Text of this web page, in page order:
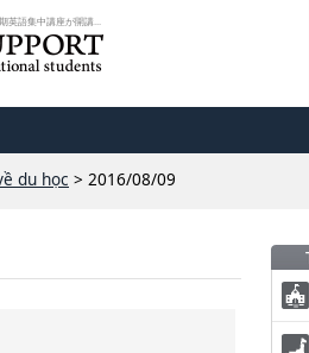
語集中講座が開講...
du học > 2016/08/09